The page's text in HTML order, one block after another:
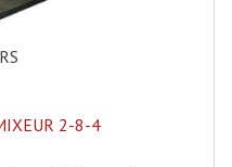
Scène
Amplifié
2-8-4